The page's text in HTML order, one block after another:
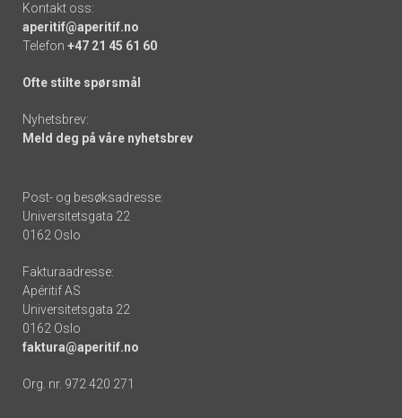
Kontakt oss:
aperitif@aperitif.no
Telefon +47 21 45 61 60
Ofte stilte spørsmål
Nyhetsbrev:
Meld deg på våre nyhetsbrev
Post- og besøksadresse:
Universitetsgata 22
0162 Oslo
Fakturaadresse:
Apéritif AS
Universitetsgata 22
0162 Oslo
faktura@aperitif.no
Org. nr. 972 420 271